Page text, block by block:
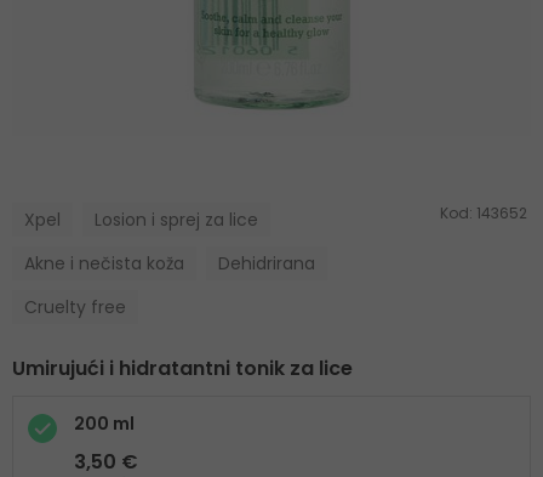
Xpel
Losion i sprej za lice
Akne i nečista koža
Dehidrirana
Cruelty free
Kod: 143652
Umirujući i hidratantni tonik za lice
200 ml
3,50 €